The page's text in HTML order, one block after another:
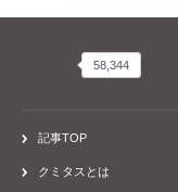
レシピ
患者会・団体、お店
病院